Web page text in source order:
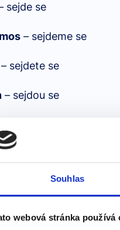
Souhlas
webová stránka používá
sejde se
– sejdeme se
– sejdete se
– sejdou se
nebo fráze v
lots of